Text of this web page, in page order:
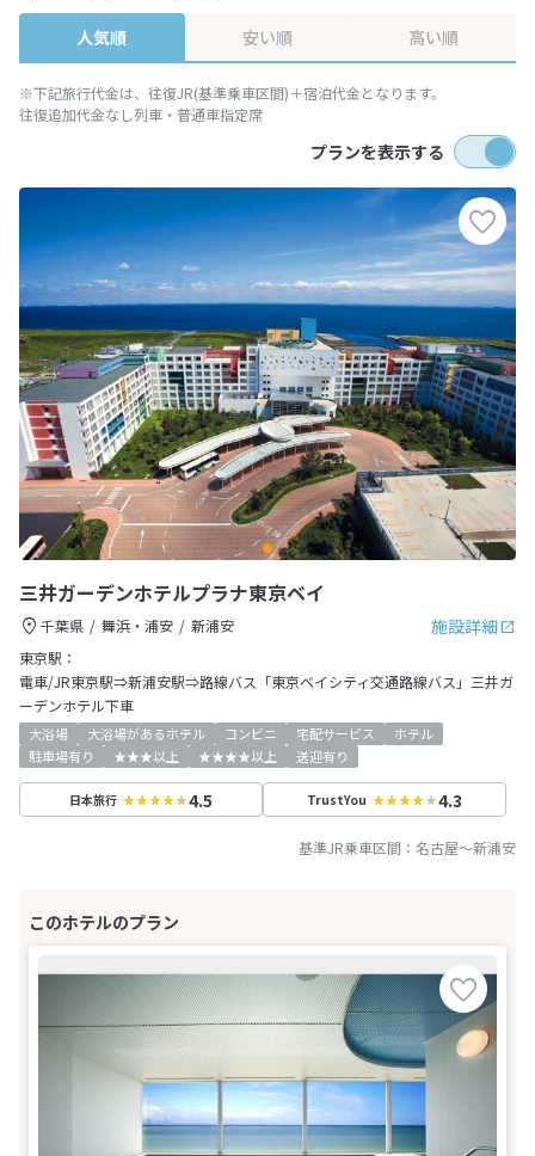
人気順 安い順 高い順
※下記旅行代金は、往復JR(基準乗車区間)＋宿泊代金となります。
往復追加代金なし列車・普通車指定席
プランを表示する
三井ガーデンホテルプラナ東京ベイ
施設詳細
千葉県 舞浜・浦安
新浦安
東京駅：
電車/JR東京駅⇒新浦安駅⇒路線バス「東京ベイシティ交通路線バス」三井ガ
ーデンホテル下車
大浴場 大浴場があるホテル コンビニ 宅配サービス
ホテル
駐車場有り
★★★以上 ★★★★以上 送迎有り
日本旅行 4.5 TrustYou 4.3
基準JR乗車区間： 名古屋～新浦安